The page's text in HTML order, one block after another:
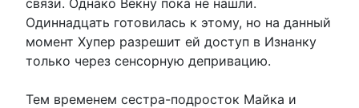
Одиннадцать готовилась к этому, но на данный
момент Хупер разрешит ей доступ в Изнанку
только через сенсорную депривацию.
Тем временем сестра-подросток Майка и